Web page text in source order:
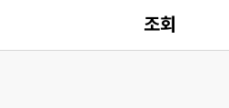
조회